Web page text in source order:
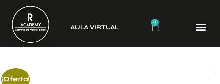
AULA VIRTUAL
0
¡Oferta!